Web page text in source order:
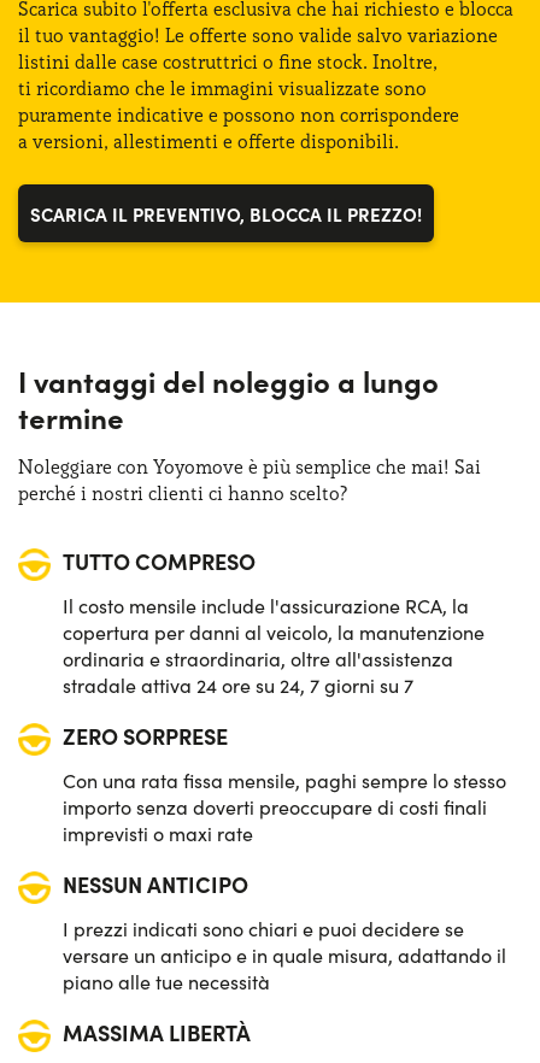
Sensori di parcheggio posteriori
Sensori pioggia
Sistema di frenata d'emergenza attiva
Bagagliaio (min):380 lt
Scarica subito l'offerta esclusiva che hai richiesto e blocca
il tuo vantaggio! Le offerte sono valide salvo variazione
listini dalle case costruttrici o fine stock. Inoltre,
ti ricordiamo che le immagini visualizzate sono
puramente indicative e possono non corrispondere
a versioni, allestimenti e offerte disponibili.
SCARICA IL PREVENTIVO, BLOCCA IL PREZZO!
I vantaggi del noleggio a lungo
termine
Noleggiare con Yoyomove è più semplice che mai! Sai
perché i nostri clienti ci hanno scelto?
TUTTO COMPRESO
Il costo mensile include l'assicurazione RCA, la
copertura per danni al veicolo, la manutenzione
ordinaria e straordinaria, oltre all'assistenza
stradale attiva 24 ore su 24, 7 giorni su 7
ZERO SORPRESE
Con una rata fissa mensile, paghi sempre lo stesso
importo senza doverti preoccupare di costi finali
imprevisti o maxi rate
NESSUN ANTICIPO
I prezzi indicati sono chiari e puoi decidere se
versare un anticipo e in quale misura, adattando il
piano alle tue necessità
MASSIMA LIBERTÀ